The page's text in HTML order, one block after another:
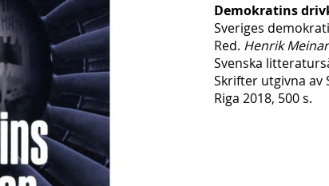
Demokratins
Sveriges
Red. Henrik
Svenska
Skrifter utgivna av
Riga 2018, 500 s.